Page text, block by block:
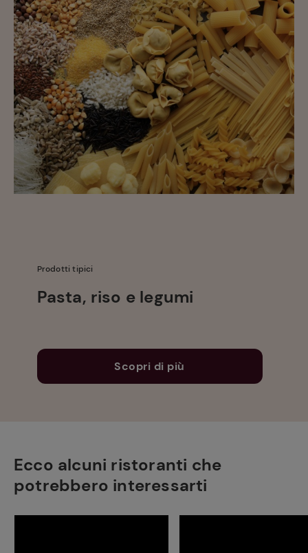
Prodotti tipici
Pasta, riso e legumi
Scopri di più
Ecco alcuni ristoranti che
potrebbero interessarti
Ricette
preferite